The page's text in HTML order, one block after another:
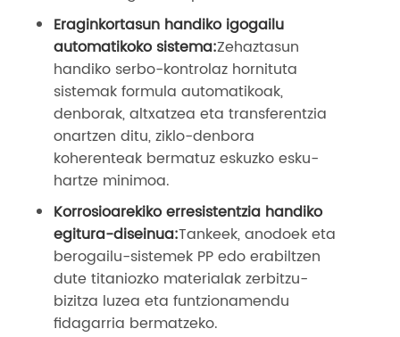
Eraginkortasun handiko igogailu
automatikoko sistema:Zehaztasun
handiko serbo-kontrolaz hornituta
sistemak formula automatikoak,
denborak, altxatzea eta transferentzia
onartzen ditu, ziklo-denbora
koherenteak bermatuz eskuzko esku-
hartze minimoa.
Korrosioarekiko erresistentzia handiko
egitura-diseinua:Tankeek, anodoek eta
berogailu-sistemek PP edo erabiltzen
dute titaniozko materialak zerbitzu-
bizitza luzea eta funtzionamendu
fidagarria bermatzeko.